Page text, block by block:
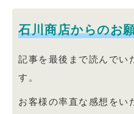
石川商店からのお
記事を最後まで読んでい
す。
お客様の率直な感想をい